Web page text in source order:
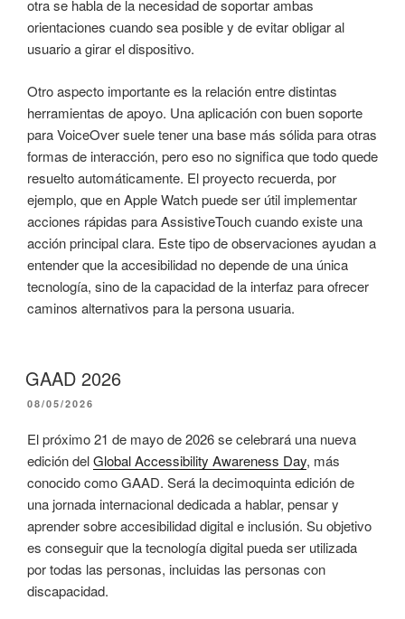
otra se habla de la necesidad de soportar ambas
orientaciones cuando sea posible y de evitar obligar al
usuario a girar el dispositivo.
Otro aspecto importante es la relación entre distintas
herramientas de apoyo. Una aplicación con buen soporte
para VoiceOver suele tener una base más sólida para otras
formas de interacción, pero eso no significa que todo quede
resuelto automáticamente. El proyecto recuerda, por
ejemplo, que en Apple Watch puede ser útil implementar
acciones rápidas para AssistiveTouch cuando existe una
acción principal clara. Este tipo de observaciones ayudan a
entender que la accesibilidad no depende de una única
tecnología, sino de la capacidad de la interfaz para ofrecer
caminos alternativos para la persona usuaria.
GAAD 2026
PUBLICADO
08/05/2026
El próximo 21 de mayo de 2026 se celebrará una nueva
edición delGlobal Accessibility Awareness Day, más
conocido como GAAD. Será la decimoquinta edición de
una jornada internacional dedicada a hablar, pensar y
aprender sobre accesibilidad digital e inclusión. Su objetivo
es conseguir que la tecnología digital pueda ser utilizada
por todas las personas, incluidas las personas con
discapacidad.